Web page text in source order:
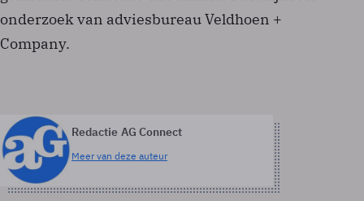
onderzoek van adviesbureau Veldhoen +
Company.
Redactie AG Connect
Meer van deze auteur